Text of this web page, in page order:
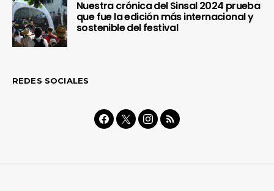
Nuestra crónica del Sinsal 2024 prueba
que fue la edición más internacional y
sostenible del festival
REDES SOCIALES